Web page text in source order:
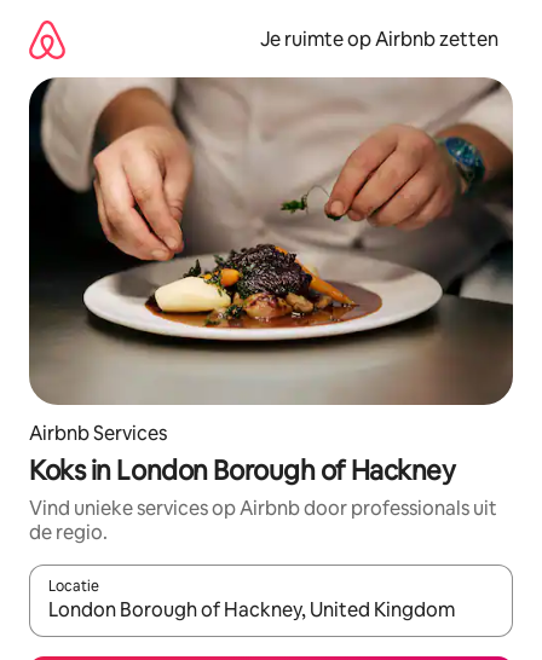
direct
naar
inhoud
Je ruimte op Airbnb zetten
Airbnb Services
Koks in London Borough of Hackney
Vind unieke services op Airbnb door professionals uit
de regio.
Locatie
Wanneer er suggesties beschikbaar zijn, maak je een keuze